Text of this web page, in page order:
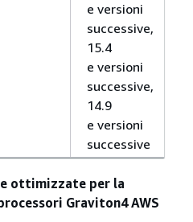
e versioni
successive,
15.4
e versioni
successive,
14.9
e versioni
successive
ottimizzate per la
Graviton4 AWS